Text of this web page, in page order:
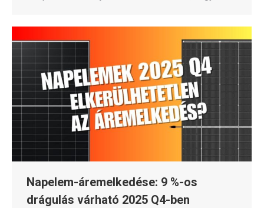
Napelem-áremelkedése: 9 %-os
drágulás várható 2025 Q4-ben